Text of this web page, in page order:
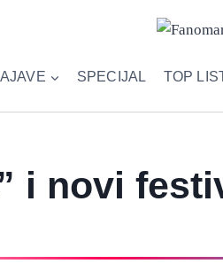
SPECIJAL TOP
i novi